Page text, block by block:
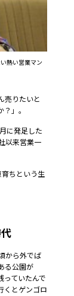
熱い営業マン
売りたいと
」。
に発足した
以来営業一
ちという生
から外でば
る公園が
ていたんで
くとゲンゴロ